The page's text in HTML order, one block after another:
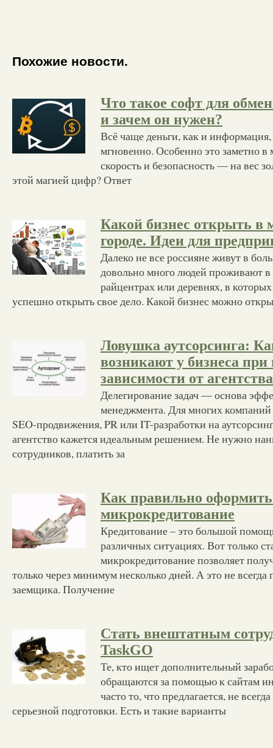
Похожие новости.
Что такое софт для
и зачем он нужен?
Всё чаще деньги, как и
мгновенно. Особенно это заметно в
скорость и безопасность — на вес
этой магией цифр? Ответ
Какой бизнес открыть в
городе. Идеи для
Далеко не все россияне живут в
довольно много людей проживают
райцентрах или деревнях, в
успешно открыть свое дело. Какой бизнес можно
Ловушка аутсорсинга:
возникают у бизнеса при
зависимости от агентства
Делегирование задач — основа
менеджмента. Для многих компаний
SEO-продвижения, PR или IT-разработки на
агентство кажется идеальным решением. Не нужно
сотрудников, платить за
Как правильно оформить
микрокредитование
Кредитование – это большой
различных ситуациях. Вот только
микрокредитование позволяет
только через минимум несколько дней. А это не
заемщика. Получение
Стать внештатным
TaskGO
Те, кто ищет дополнительный
обращаются за помощью к сайтам
часто то, что предлагается, не
серьезной подготовки. Есть и такие варианты